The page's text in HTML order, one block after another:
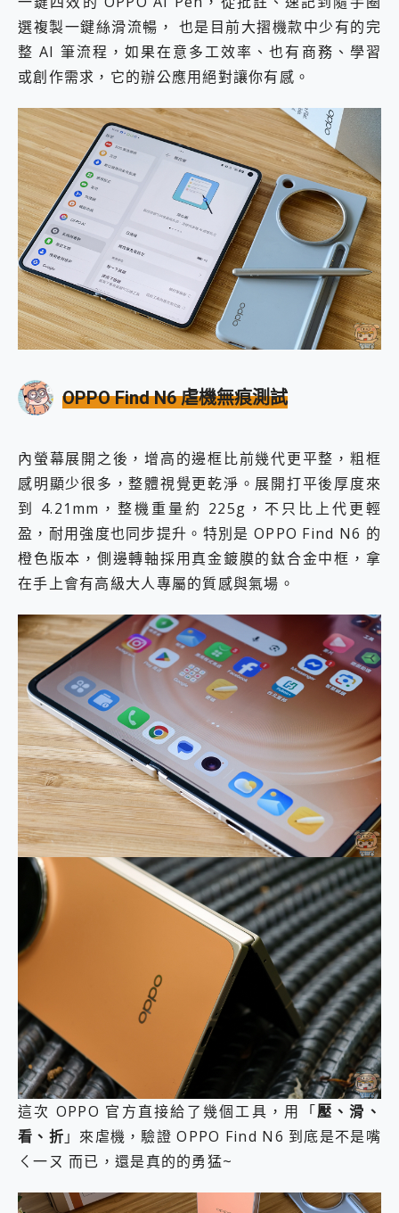
選複製一鍵絲滑流暢， 也是目前大摺機款中少有的完
整 AI 筆流程，如果在意多工效率、也有商務、學習
或創作需求，它的辦公應用絕對讓你有感。
OPPO Find N6 虐機無痕測試
內螢幕展開之後，增高的邊框比前幾代更平整，粗框
感明顯少很多，整體視覺更乾淨。展開打平後厚度來
到 4.21mm，整機重量約 225g，不只比上代更輕
盈，耐用強度也同步提升。特別是 OPPO Find N6 的
橙色版本，側邊轉軸採用真金鍍膜的鈦合金中框，拿
在手上會有高級大人專屬的質感與氣場。
這次 OPPO 官方直接給了幾個工具，用「壓、滑、
看、折 」來虐機，驗證 OPPO Find N6 到底是不是嘴
ㄑ一ㄡ 而已，還是真的的勇猛~